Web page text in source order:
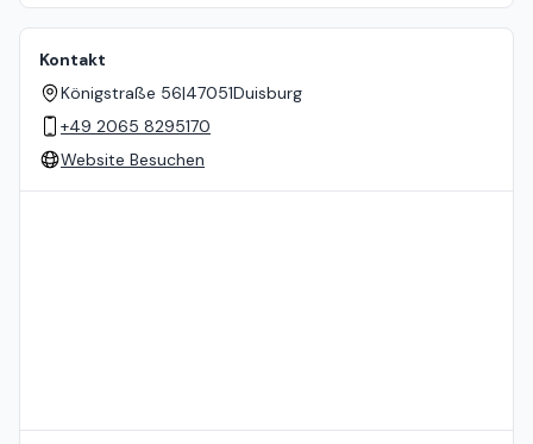
Kontakt
Königstraße 56|47051Duisburg
+49 2065 8295170
Website Besuchen